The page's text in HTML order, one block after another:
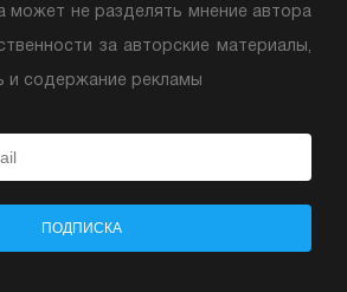
может не разделять мнение автора
за авторские материалы,
и содержание рекламы
ПОДПИСКА